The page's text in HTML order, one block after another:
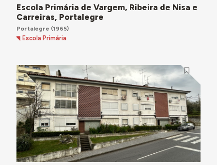
Escola Primária de Vargem, Ribeira de Nisa e
Carreiras, Portalegre
Portalegre (1965)
Escola Primária